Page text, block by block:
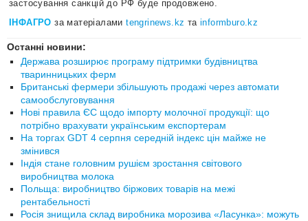
застосування санкцій до РФ буде продовжено.
ІНФАГРО за матеріаламиtengrinews.kz таinformburo.kz
Останні новини:
Держава розширює програму підтримки будівництва
тваринницьких ферм
Британські фермери збільшують продажі через автомати
самообслуговування
Нові правила ЄС щодо імпорту молочної продукції: що
потрібно врахувати українським експортерам
На торгах GDT 4 серпня середній індекс цін майже не
змінився
Індія стане головним рушієм зростання світового
виробництва молока
Польща: виробництво біржових товарів на межі
рентабельності
Росія знищила склад виробника морозива «Ласунка»: можуть